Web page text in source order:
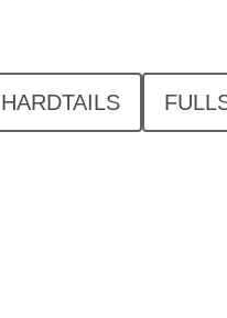
HARDTAILS